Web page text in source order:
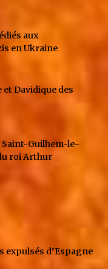
aux
en Ukraine
et Davidique des
Saint-Guilhem-le-
roi Arthur
expulsés d’Espagne